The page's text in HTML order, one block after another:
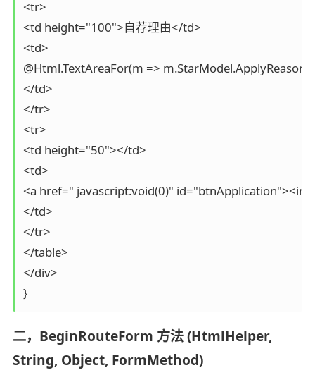
<tr>
<td height="100">自荐理由</td>
<td>
@Html.TextAreaFor(m => m.StarModel.ApplyReason,
</td>
</tr>
<tr>
<td height="50"></td>
<td>
<a href=" javascript:void(0)"
</td>
</tr>
</table>
</div>
}
二，BeginRouteForm 方法 (HtmlHelper,
String, Object, FormMethod)